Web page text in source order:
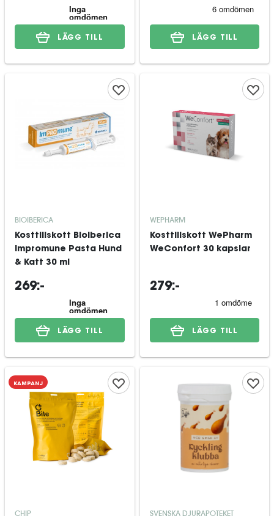
LÄGG TILL LÄGG TILL
BIOIBERICA
Kosttillskott Bioiberica
Impromune Pasta Hund
& Katt 30 ml
269:-
LÄGG TILL
WEPHARM
Kosttillskott WePharm
WeConfort 30 kapslar
279:-
LÄGG TILL
KAMPANJ
CHIP SVENSKA DJURAPOTEKET